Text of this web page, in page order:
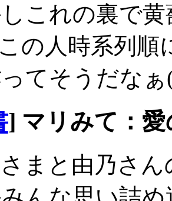
これの裏で黄
の人時系列
てそうだなぁ
] マリみて：
まと由乃さ